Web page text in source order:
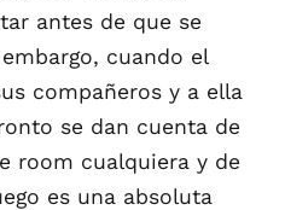
antes de que se
cuando el
compañeros y a ella
se dan cuenta de
room cualquiera y de
es una absoluta